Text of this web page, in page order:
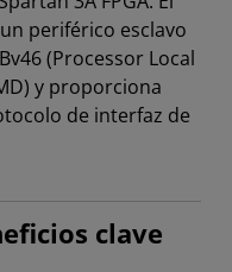
un periférico esclavo
(Processor Local
y proporciona
de interfaz de
clave